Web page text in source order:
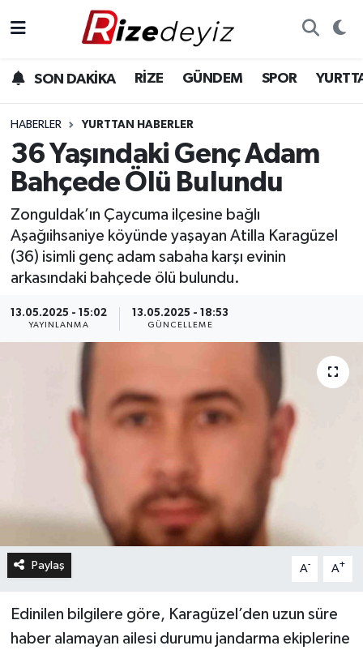
SON DAKİKA RİZE GÜNDEM SPOR
HABERLER YURTTAN HABERLER
36 Yaşındaki Genç Adam
Bahçede Ölü Bulundu
Zonguldak’ın Çaycuma ilçesine bağlı
Aşağıihsaniye köyünde yaşayan Atilla Karagüzel
(36) isimli genç adam sabaha karşı evinin
arkasındaki bahçede ölü bulundu.
13.05.2025 - 15:02
YAYINLANMA
13.05.2025 - 18:53
GÜNCELLEME
Paylaş A- A+
Edinilen bilgilere göre, Karagüzel’den uzun süre
haber alamayan ailesi durumu jandarma ekiplerine
Gündem
Yurttan Haberler
Ekonomi
Teknoloji
Sağlık
Rize Hava Durumu
Rize Trafik Yoğunluk Haritası
Süper Lig Puan Durumu ve Fikstür
Tüm Manşetler
Son Dakika Haberleri
Haber Arşivi